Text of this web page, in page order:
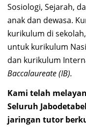
Sosiologi, Sejarah,
anak dan dewasa.
kurikulum di
untuk kurikulum
dan kurikulum
Baccalaureate (IB).
Kami telah
Seluruh
jaringan tutor